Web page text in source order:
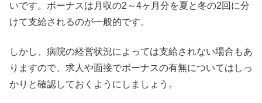
いです。ボーナスは月収の2～4ヶ月分を夏と冬の2回に分
けて支給されるのが一般的です。
しかし、病院の経営状況によっては支給されない場合もあ
りますので、求人や面接でボーナスの有無についてはしっ
かりと確認しておくようにしましょう。